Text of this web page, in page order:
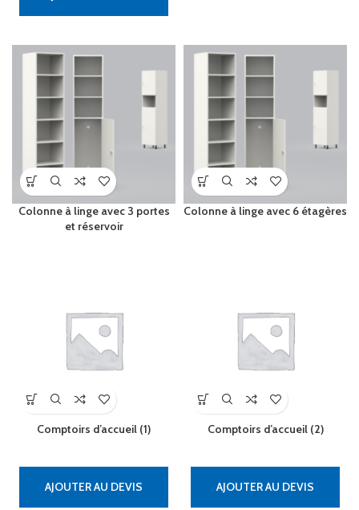
Colonne à linge avec 3 portes
et réservoir
Colonne à linge avec 6 étagères
Comptoirs d’accueil (1)
AJOUTER AU DEVIS
Comptoirs d’accueil (2)
AJOUTER AU DEVIS